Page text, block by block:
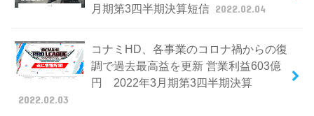
月期第3四半期決算短信 2022.02.04
コナミHD、各事業のコロナ禍からの復
調で過去最高益を更新 営業利益603億
円 2022年3月期第3四半期決算
2022.02.03